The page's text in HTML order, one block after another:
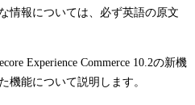
情報については、必ず英語の原文
Experience Commerce 10.2の新機
機能について説明します。